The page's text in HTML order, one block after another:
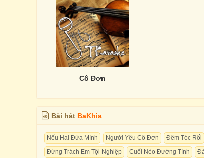
Cô Đơn
Bài hát BaKhia
Nếu Hai Đứa Mình Người Yêu Cô Đơn Đêm Tóc Rối
Đừng Trách Em Tội Nghiệp
Cuối Nẻo Đường Tình